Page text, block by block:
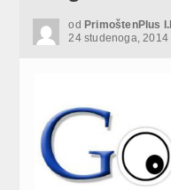
od PrimoštenPlus
24 studenoga, 2014